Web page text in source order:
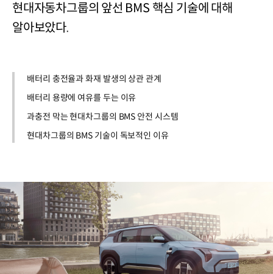
현대자동차그룹의 앞선 BMS 핵심 기술에 대해
알아보았다.
배터리 충전율과 화재 발생의 상관 관계
배터리 용량에 여유를 두는 이유
과충전 막는 현대차그룹의 BMS 안전 시스템
현대차그룹의 BMS 기술이 독보적인 이유